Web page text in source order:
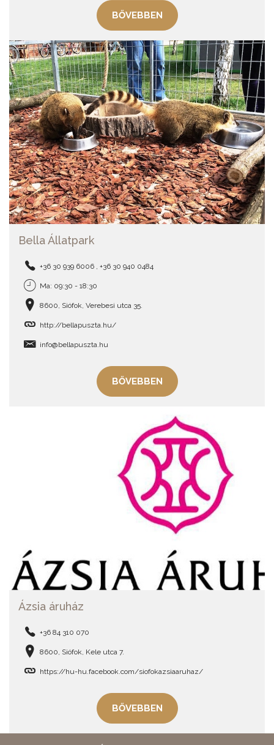
BŐVEBBEN
Bella Állatpark
+36 30 939 6006 , +36 30 940 0484
Ma: 09:30 - 18:30
8600, Siófok, Verebesi utca 35.
http://bellapuszta.hu/
info@bellapuszta.hu
BŐVEBBEN
Ázsia áruház
+36 84 310 070
8600, Siófok, Kele utca 7.
https://hu-hu.facebook.com/siofokazsiaaruhaz/
BŐVEBBEN